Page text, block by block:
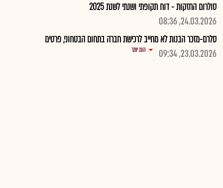
סולרום החזקות - דוח תקופתי ושנתי לשנת 2025
24.03.2026, 08:36
סלרם-מזכר הבנות לא מחייב לרכישת חברה בתחום הבטחוני, פרטים
23.03.2026, 09:34
הצג יותר